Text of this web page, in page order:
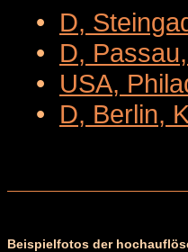
• D,
• D,
• USA,
• D, Berlin,
Beispielfotos der